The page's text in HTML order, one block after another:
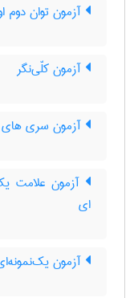
آزمون توان دوم
آزمون کلّی‌نگر
آزمون سری
آزمون علامت
ای
آزمون